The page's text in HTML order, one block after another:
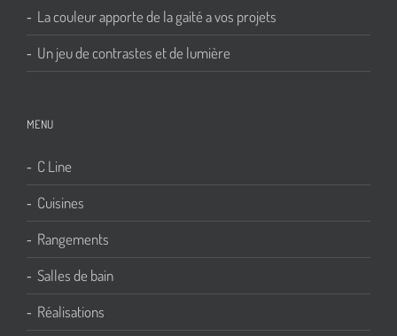
La couleur apporte de la gaité a vos projets
Un jeu de contrastes et de lumière
MENU
C Line
Cuisines
Rangements
Salles de bain
Réalisations